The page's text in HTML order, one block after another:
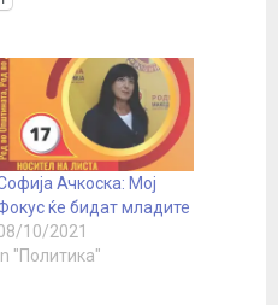
Ачкоска: Мој
ќе бидат младите
10/2021
In "Политика"